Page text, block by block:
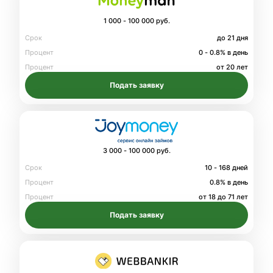
1 000 - 100 000 руб.
Срок
до 21 дня
Процент
0 - 0.8% в день
Процент
от 20 лет
Подать заявку
3 000 - 100 000 руб.
Срок
10 - 168 дней
Процент
0.8% в день
Процент
от 18 до 71 лет
Подать заявку